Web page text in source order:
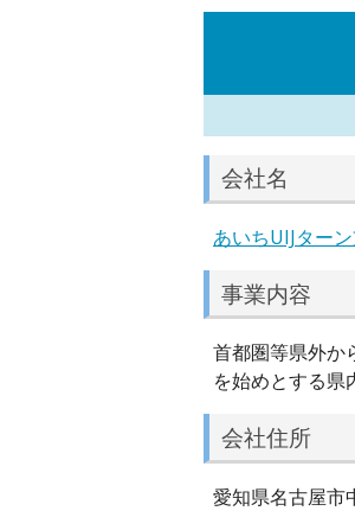
会社名
あいちUIJター
事業内容
首都圏等県外か
を始めとする県
会社住所
愛知県名古屋